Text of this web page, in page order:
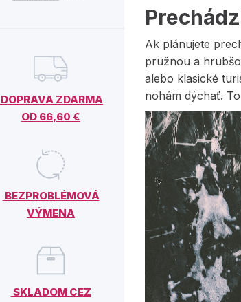
DOPRAVA ZDARMA
OD 66,60 €
BEZPROBLÉMOVÁ
VÝMENA
SKLADOM CEZ
Ak plánujete
pružnou a
alebo klasické
nohám dýchať.